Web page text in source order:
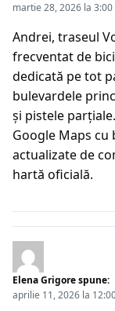
martie 28, 2026 la
Andrei, traseul
frecventat de
dedicată pe tot
bulevardele
și pistele
Google Maps
actualizate de
hartă oficială.
Elena Grigorespune:
aprilie 11, 2026 la